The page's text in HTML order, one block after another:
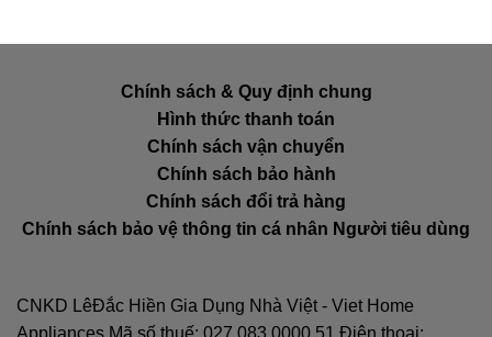
Chính sách & Quy định chung
Hình thức thanh toán
Chính sách vận chuyển
Chính sách bảo hành
Chính sách đổi trả hàng
Chính sách bảo vệ thông tin cá nhân Người tiêu dùng
CNKD LêĐắc Hiền Gia Dụng Nhà Việt - Viet Home
Appliances Mã số thuế: 027.083.0000.51 Điện thoại: